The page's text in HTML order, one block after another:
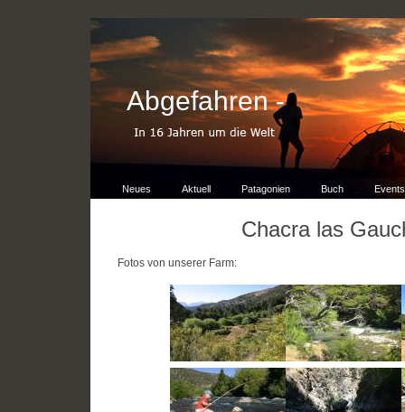
Abgefahren -
Neues Aktuell Patagonien Buch Events
Chacra las
Fotos von unserer Farm: